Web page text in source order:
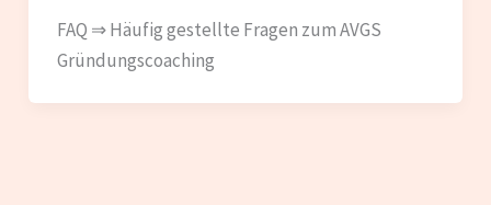
FAQ ⇒ Häufig gestellte Fragen zum AVGS
Gründungscoaching